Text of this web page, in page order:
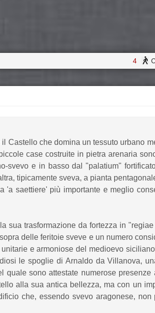
4
Castello che domina un tessuto urbano
case costruite in pietra arenaria
e in basso dal "palatium"
tipicamente sveva, a pianta
'a saettiere' più importante e meglio
trasformazione da fortezza in
delle feritoie sveve e un numero
e armoniose del medioevo
le spoglie di Arnaldo da Villanova,
sono attestate numerose
alla sua antica bellezza, ma con un
che, essendo svevo aragonese,